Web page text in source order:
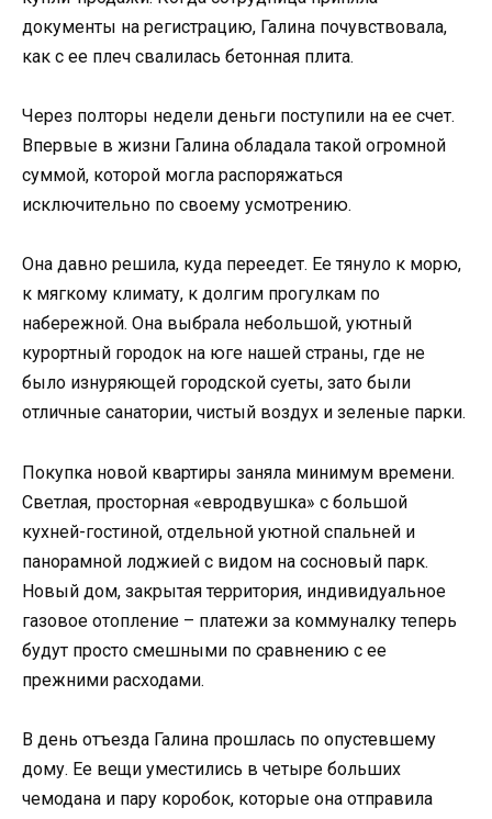
документы на регистрацию, Галина почувствовала,
как с ее плеч свалилась бетонная плита.
Через полторы недели деньги поступили на ее счет.
Впервые в жизни Галина обладала такой огромной
суммой, которой могла распоряжаться
исключительно по своему усмотрению.
Она давно решила, куда переедет. Ее тянуло к морю,
к мягкому климату, к долгим прогулкам по
набережной. Она выбрала небольшой, уютный
курортный городок на юге нашей страны, где не
было изнуряющей городской суеты, зато были
отличные санатории, чистый воздух и зеленые парки.
Покупка новой квартиры заняла минимум времени.
Светлая, просторная «евродвушка» с большой
кухней-гостиной, отдельной уютной спальней и
панорамной лоджией с видом на сосновый парк.
Новый дом, закрытая территория, индивидуальное
газовое отопление – платежи за коммуналку теперь
будут просто смешными по сравнению с ее
прежними расходами.
В день отъезда Галина прошлась по опустевшему
дому. Ее вещи уместились в четыре больших
чемодана и пару коробок, которые она отправила